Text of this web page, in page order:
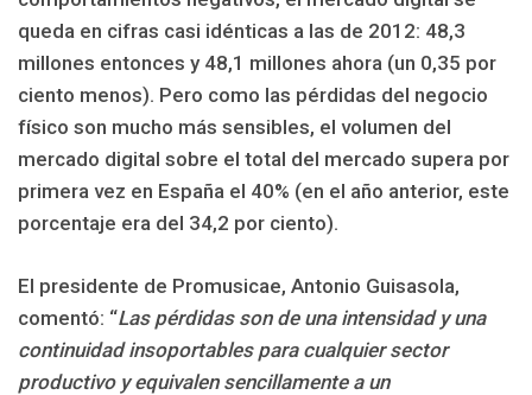
queda en cifras casi idénticas a las de 2012: 48,3
millones entonces y 48,1 millones ahora (un 0,35 por
ciento menos). Pero como las pérdidas del negocio
físico son mucho más sensibles, el volumen del
mercado digital sobre el total del mercado supera por
primera vez en España el 40% (en el año anterior, este
porcentaje era del 34,2 por ciento).
El presidente de Promusicae, Antonio Guisasola,
comentó: “Las pérdidas son de una intensidad y una
continuidad insoportables para cualquier sector
productivo y equivalen sencillamente a un